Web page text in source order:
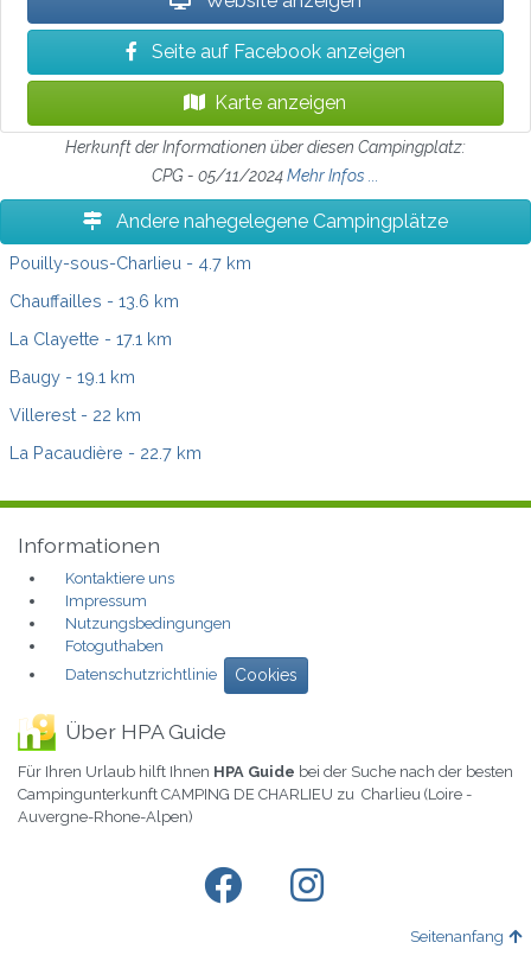
Seite auf Facebook anzeigen
Karte anzeigen
Herkunft der Informationen über diesen Campingplatz:
CPG - 05/11/2024Mehr Infos ...
Andere nahegelegene Campingplätze
Pouilly-sous-Charlieu - 4.7 km
Chauffailles - 13.6 km
La Clayette - 17.1 km
Baugy - 19.1 km
Villerest - 22 km
La Pacaudière - 22.7 km
Informationen
Kontaktiere uns
Impressum
Nutzungsbedingungen
Fotoguthaben
Datenschutzrichtlinie
Cookies
Über HPA Guide
Für Ihren Urlaub hilft Ihnen HPA Guide bei der Suche nach der besten
Campingunterkunft CAMPING DE CHARLIEU zu Charlieu (Loire -
Auvergne-Rhone-Alpen)
Seitenanfang